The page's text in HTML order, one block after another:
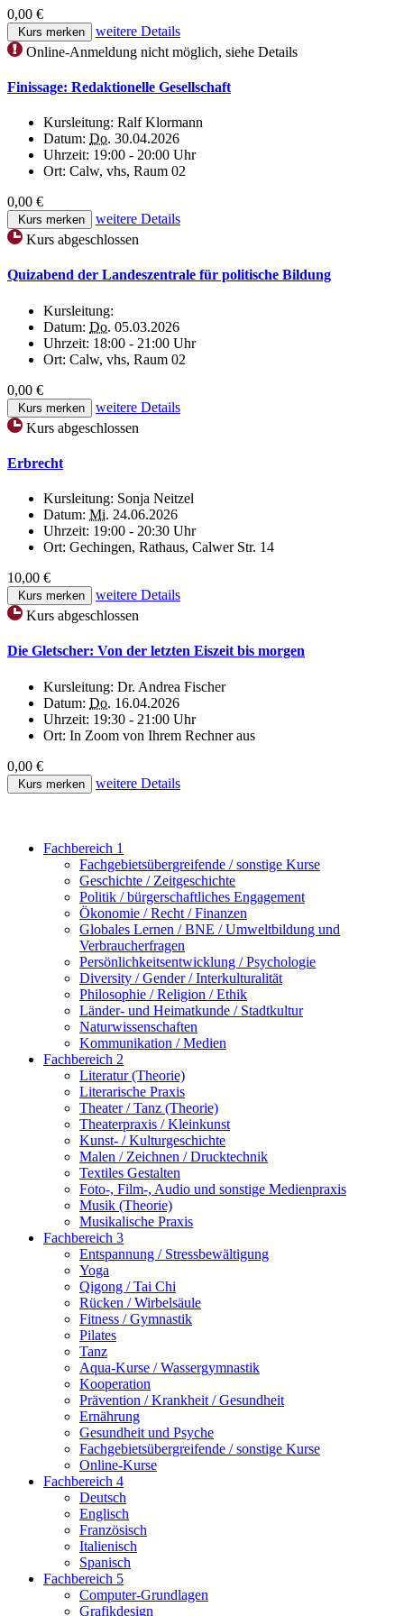
0,00 €
Kurs merken
weitere Details
Online-Anmeldung nicht möglich, siehe Details
Finissage: Redaktionelle Gesellschaft
Kursleitung: Ralf Klormann
Datum: Do. 30.04.2026
Uhrzeit: 19:00 - 20:00 Uhr
Ort: Calw, vhs, Raum 02
0,00 €
Kurs merken
weitere Details
Kurs abgeschlossen
Quizabend der Landeszentrale für politische Bildung
Kursleitung:
Datum: Do. 05.03.2026
Uhrzeit: 18:00 - 21:00 Uhr
Ort: Calw, vhs, Raum 02
0,00 €
Kurs merken
weitere Details
Kurs abgeschlossen
Erbrecht
Kursleitung: Sonja Neitzel
Datum: Mi. 24.06.2026
Uhrzeit: 19:00 - 20:30 Uhr
Ort: Gechingen, Rathaus, Calwer Str. 14
10,00 €
Kurs merken
weitere Details
Kurs abgeschlossen
Die Gletscher: Von der letzten Eiszeit bis morgen
Kursleitung: Dr. Andrea Fischer
Datum: Do. 16.04.2026
Uhrzeit: 19:30 - 21:00 Uhr
Ort: In Zoom von Ihrem Rechner aus
0,00 €
Kurs merken weitere Details
Fachbereich 1
Fachgebietsübergreifende / sonstige Kurse
Geschichte / Zeitgeschichte
Politik / bürgerschaftliches Engagement
Ökonomie / Recht / Finanzen
Globales Lernen / BNE / Umweltbildung und
Verbraucherfragen
Persönlichkeitsentwicklung / Psychologie
Diversity / Gender / Interkulturalität
Philosophie / Religion / Ethik
Länder- und Heimatkunde / Stadtkultur
Naturwissenschaften
Kommunikation / Medien
Fachbereich 2
Literatur (Theorie)
Literarische Praxis
Theater / Tanz (Theorie)
Theaterpraxis / Kleinkunst
Kunst- / Kulturgeschichte
Malen / Zeichnen / Drucktechnik
Textiles Gestalten
Foto-, Film-, Audio und sonstige Medienpraxis
Musik (Theorie)
Musikalische Praxis
Fachbereich 3
Entspannung / Stressbewältigung
Yoga
Qigong / Tai Chi
Rücken / Wirbelsäule
Fitness / Gymnastik
Pilates
Tanz
Aqua-Kurse / Wassergymnastik
Kooperation
Prävention / Krankheit / Gesundheit
Ernährung
Gesundheit und Psyche
Fachgebietsübergreifende / sonstige Kurse
Online-Kurse
Fachbereich 4
Deutsch
Englisch
Französisch
Italienisch
Spanisch
Fachbereich 5
Computer-Grundlagen
Grafikdesign